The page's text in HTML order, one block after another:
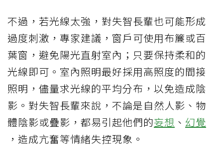
不過，若光線太強，對失智長輩也可能形成
過度刺激，專家建議，窗戶可使用布簾或百
葉窗，避免陽光直射室內；只要保持柔和的
光線即可。室內照明最好採用高照度的間接
照明，儘量求光線的平均分布，以免造成陰
影。對失智長輩來說，不論是自然人影、物
體陰影或疊影，都易引起他們的妄想 、 幻覺
，造成亢奮等情緒失控現象。